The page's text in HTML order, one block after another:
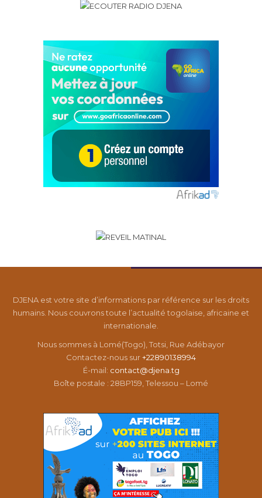
DJENA est votre site d’informations par référence sur les droits
humains. Nous couvrons toute l’actualité togolaise, africaine et
internationale.
Nous sommes à Lomé(Togo), Totsi, Rue Adébayor
Contactez-nous sur+22890138994
É-mail: contact@djena.tg
Boîte postale : 28BP159, Telessou – Lomé